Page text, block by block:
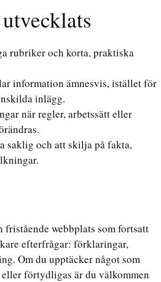
rubriker och korta, praktiska
information ämnesvis, istället för
inlägg.
när regler, arbetssätt eller
saklig och att skilja på fakta,
fristående webbplats som fortsatt
efterfrågar: förklaringar,
Om du upptäcker något som
eller förtydligas är du välkommen